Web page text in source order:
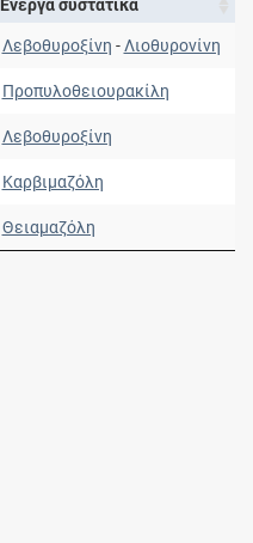
Ενεργά συστατικά
Λεβοθυροξίνη - Λιοθυρονίνη
Προπυλοθειουρακίλη
Λεβοθυροξίνη
Καρβιμαζόλη
Θειαμαζόλη